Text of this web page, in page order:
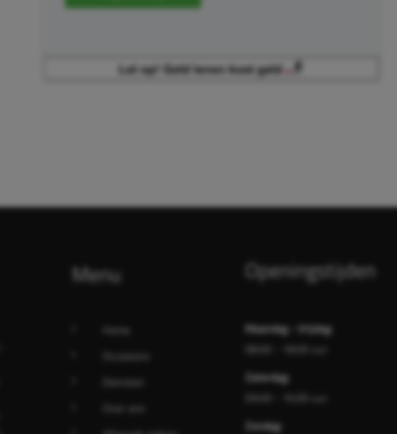
Menu
Home
Occasions
Diensten
Over ons
Openingstijden
Maandag - Vrijdag:
08:00 - 18:00 uur
Zaterdag:
Zondag: